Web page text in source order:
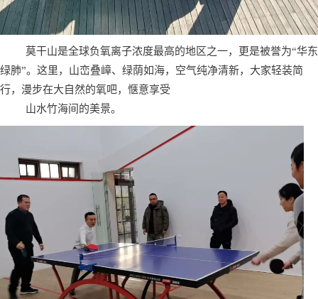
莫干山是全球负氧离子浓度最高的地区之一，更是被誉为“华东
绿肺”。这里，山峦叠嶂、绿荫如海，空气纯净清新，大家轻装简
行，漫步在大自然的氧吧，惬意享受
山水竹海间的美景。